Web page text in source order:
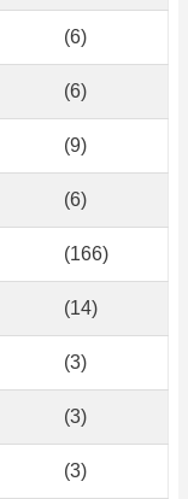
(6)
(6)
(9)
(6)
(166)
(14)
(3)
(3)
(3)